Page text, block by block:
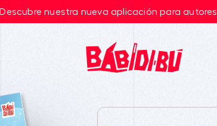
Descubre nuestra nueva aplicación para autores